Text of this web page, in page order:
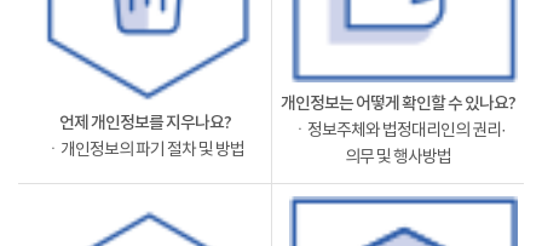
언제 개인정보를 지우나요?
ㆍ개인정보의 파기 절차 및 방법
개인정보는 어떻게 확인할 수 있나요?
ㆍ정보주체와 법정대리인의 권리·
의무 및 행사방법